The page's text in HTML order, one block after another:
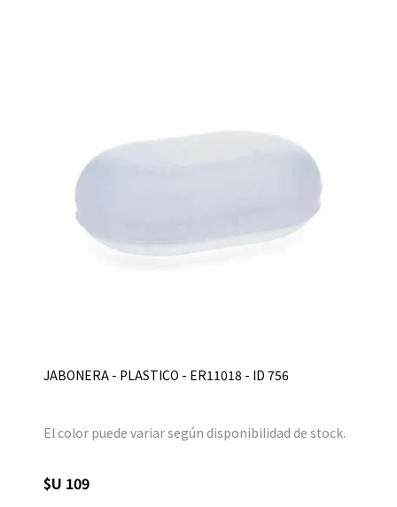
JABONERA - PLASTICO - ER11018 - ID 756
El color puede variar según disponibilidad de stock.
$U 109